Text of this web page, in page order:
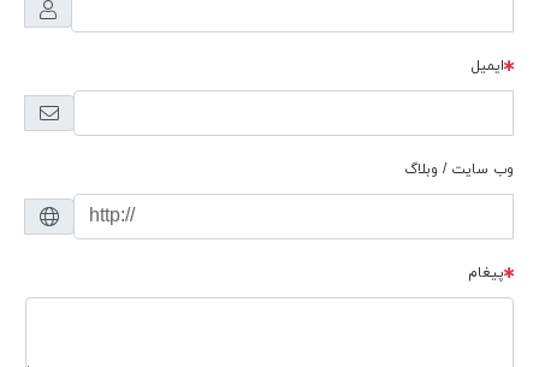
ایمیل
وب سایت / وبلاگ
پیغام